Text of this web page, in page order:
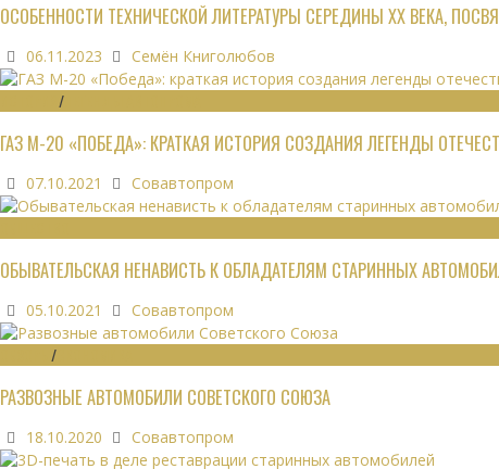
ОСОБЕННОСТИ ТЕХНИЧЕСКОЙ ЛИТЕРАТУРЫ СЕРЕДИНЫ XX ВЕКА,
06.11.2023 Семён Книголюбов
/
ГАЗ М-20 «ПОБЕДА»: КРАТКАЯ ИСТОРИЯ СОЗДАНИЯ ЛЕГЕНДЫ
07.10.2021 Совавтопром
ОБЫВАТЕЛЬСКАЯ НЕНАВИСТЬ К ОБЛАДАТЕЛЯМ СТАРИННЫХ
05.10.2021 Совавтопром
/
РАЗВОЗНЫЕ АВТОМОБИЛИ СОВЕТСКОГО СОЮЗА
18.10.2020 Совавтопром